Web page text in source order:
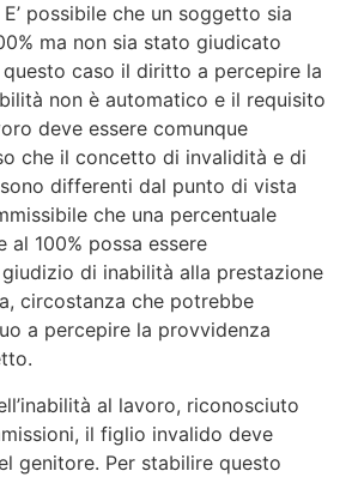
possibile che un soggetto sia
ma non sia stato giudicato
caso il diritto a percepire la
non è automatico e il requisito
deve essere comunque
che il concetto di invalidità e di
differenti dal punto di vista
che una percentuale
al 100% possa essere
di inabilità alla prestazione
circostanza che potrebbe
a percepire la provvidenza
al lavoro, riconosciuto
il figlio invalido deve
genitore. Per stabilire questo